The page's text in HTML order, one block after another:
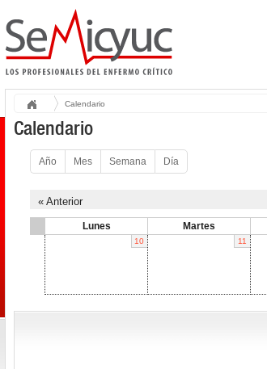
Calendario
Calendario
Año Mes Semana Día
« Anterior
Lunes Martes
10 11